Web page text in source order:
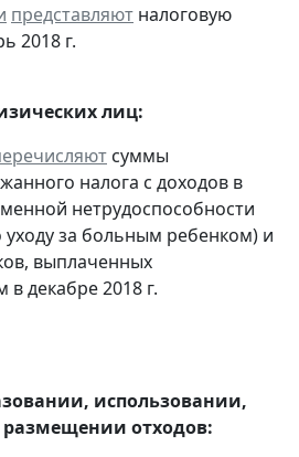
представляют налоговую
2018 г.
лиц:
суммы
налога с доходов в
нетрудоспособности
за больным ребенком) и
выплаченных
декабре 2018 г.
использовании,
отходов: